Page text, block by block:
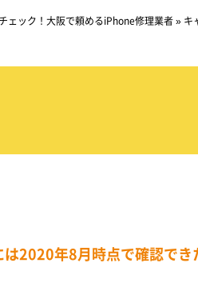
ェック！大阪で頼めるiPhone修理業者» キ
2020年8月時点で確認でき